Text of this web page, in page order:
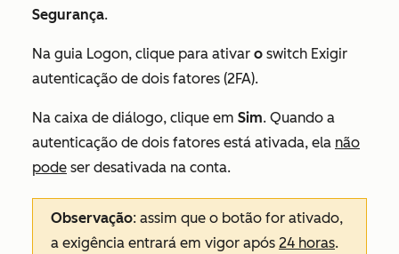
Segurança.
Na guia Logon, clique para ativar o switch Exigir
autenticação de dois fatores (2FA).
Na caixa de diálogo, clique em Sim. Quando a
autenticação de dois fatores está ativada, ela não
pode ser desativada na conta.
Observação: assim que o botão for ativado,
a exigência entrará em vigor após 24 horas.